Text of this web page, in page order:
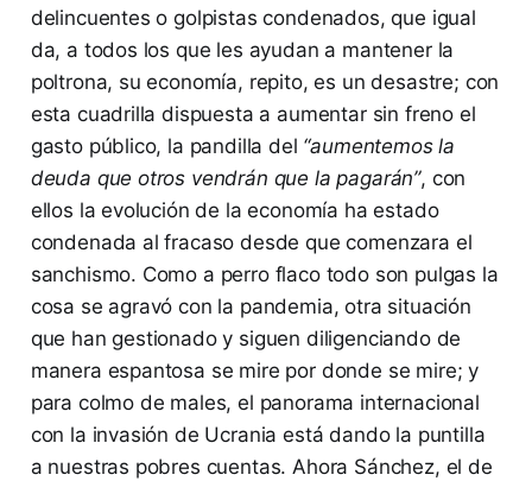
delincuentes o golpistas condenados, que igual
da, a todos los que les ayudan a mantener la
poltrona, su economía, repito, es un desastre; con
esta cuadrilla dispuesta a aumentar sin freno el
gasto público, la pandilla del “aumentemos la
deuda que otros vendrán que la pagarán”, con
ellos la evolución de la economía ha estado
condenada al fracaso desde que comenzara el
sanchismo. Como a perro flaco todo son pulgas la
cosa se agravó con la pandemia, otra situación
que han gestionado y siguen diligenciando de
manera espantosa se mire por donde se mire; y
para colmo de males, el panorama internacional
con la invasión de Ucrania está dando la puntilla
a nuestras pobres cuentas. Ahora Sánchez, el de